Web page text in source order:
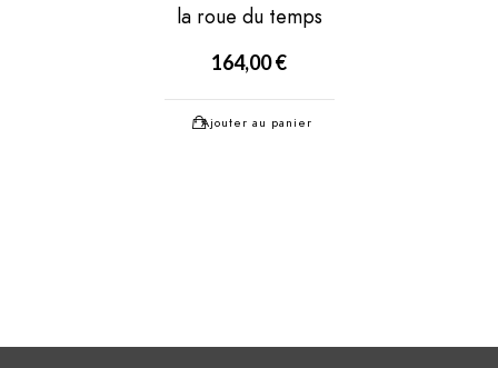
la roue du temps
164,00€
Ajouter au panier